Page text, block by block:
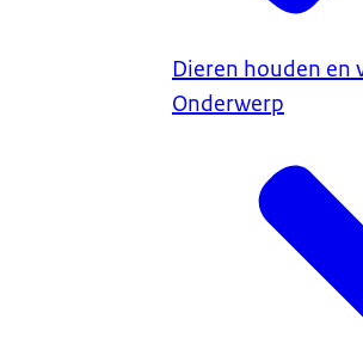
Dieren houden en
Onderwerp